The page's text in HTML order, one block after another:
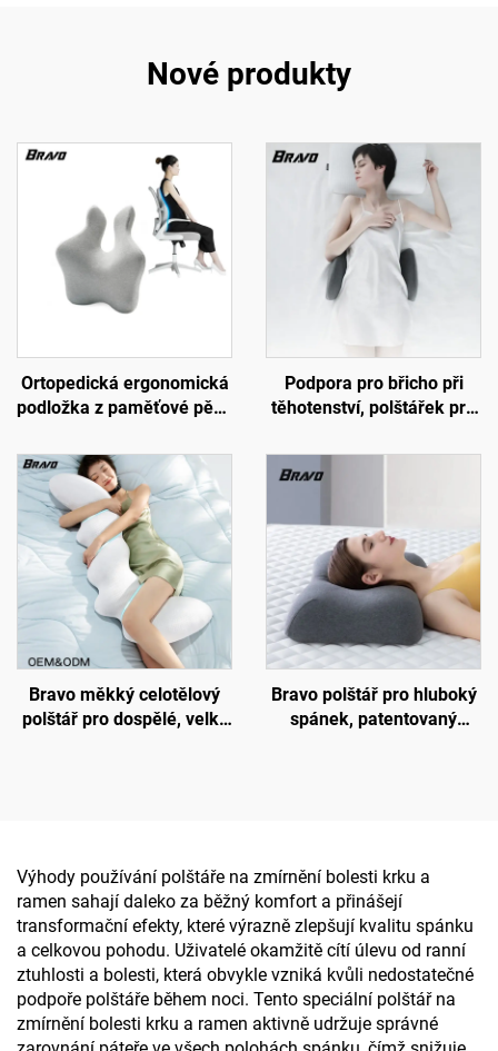
Nové produkty
Ortopedická ergonomická
podložka z paměťové pěny
polštářková podložka do
kanceláře a auta,
podložka B2
Podpora pro břicho při
těhotenství, polštářek pro
lože, podložka W2
Bravo měkký celotělový
polštář pro dospělé, velký
Bravo polštář pro hluboký
spánek, patentovaný
Výhody používání polštáře na zmírnění bolesti krku a
ramen sahají daleko za běžný komfort a přinášejí
transformační efekty, které výrazně zlepšují kvalitu spánku
a celkovou pohodu. Uživatelé okamžitě cítí úlevu od ranní
ztuhlosti a bolesti, která obvykle vzniká kvůli nedostatečné
podpoře polštáře během noci. Tento speciální polštář na
zmírnění bolesti krku a ramen aktivně udržuje správné